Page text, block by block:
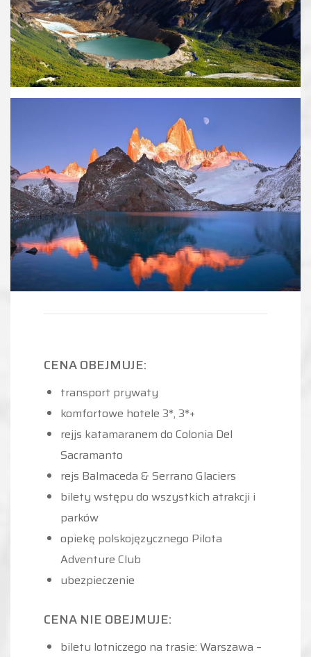
CENA OBEJMUJE:
transport prywaty
komfortowe hotele 3*, 3*+
rejjs katamaranem do Colonia Del
Sacramanto
rejs Balmaceda & Serrano Glaciers
bilety wstępu do wszystkich atrakcji i
parków
opiekę polskojęzycznego Pilota
Adventure Club
ubezpieczenie
CENA NIE OBEJMUJE:
biletu lotniczego na trasie: Warszawa –